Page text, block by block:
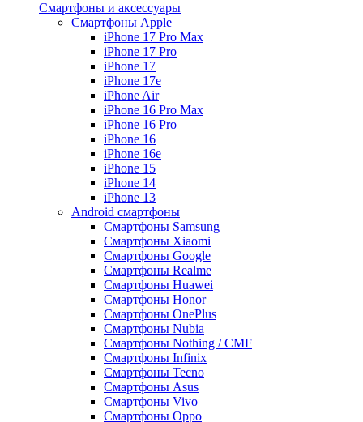
Смартфоны и аксессуары
Смартфоны Apple
iPhone 17 Pro Max
iPhone 17 Pro
iPhone 17
iPhone 17e
iPhone Air
iPhone 16 Pro Max
iPhone 16 Pro
iPhone 16
iPhone 16e
iPhone 15
iPhone 14
iPhone 13
Android cмартфоны
Смартфоны Samsung
Смартфоны Xiaomi
Смартфоны Google
Смартфоны Realme
Смартфоны Huawei
Смартфоны Honor
Смартфоны OnePlus
Смартфоны Nubia
Смартфоны Nothing / CMF
Смартфоны Infinix
Смартфоны Tecno
Смартфоны Asus
Смартфоны Vivo
Смартфоны Oppo